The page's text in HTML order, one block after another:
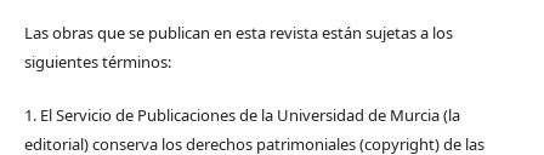
Las obras que se publican en esta revista están sujetas a los
siguientes términos:
1. El Servicio de Publicaciones de la Universidad de Murcia (la
editorial) conserva los derechos patrimoniales (copyright) de las